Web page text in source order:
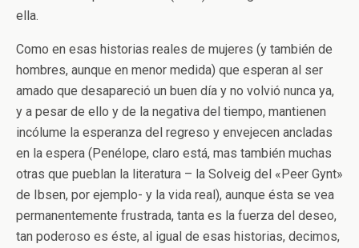
ella.
Como en esas historias reales de mujeres (y también de
hombres, aunque en menor medida) que esperan al ser
amado que desapareció un buen día y no volvió nunca ya,
y a pesar de ello y de la negativa del tiempo, mantienen
incólume la esperanza del regreso y envejecen ancladas
en la espera (Penélope, claro está, mas también muchas
otras que pueblan la literatura – la Solveig del «Peer Gynt»
de Ibsen, por ejemplo- y la vida real), aunque ésta se vea
permanentemente frustrada, tanta es la fuerza del deseo,
tan poderoso es éste, al igual de esas historias, decimos,